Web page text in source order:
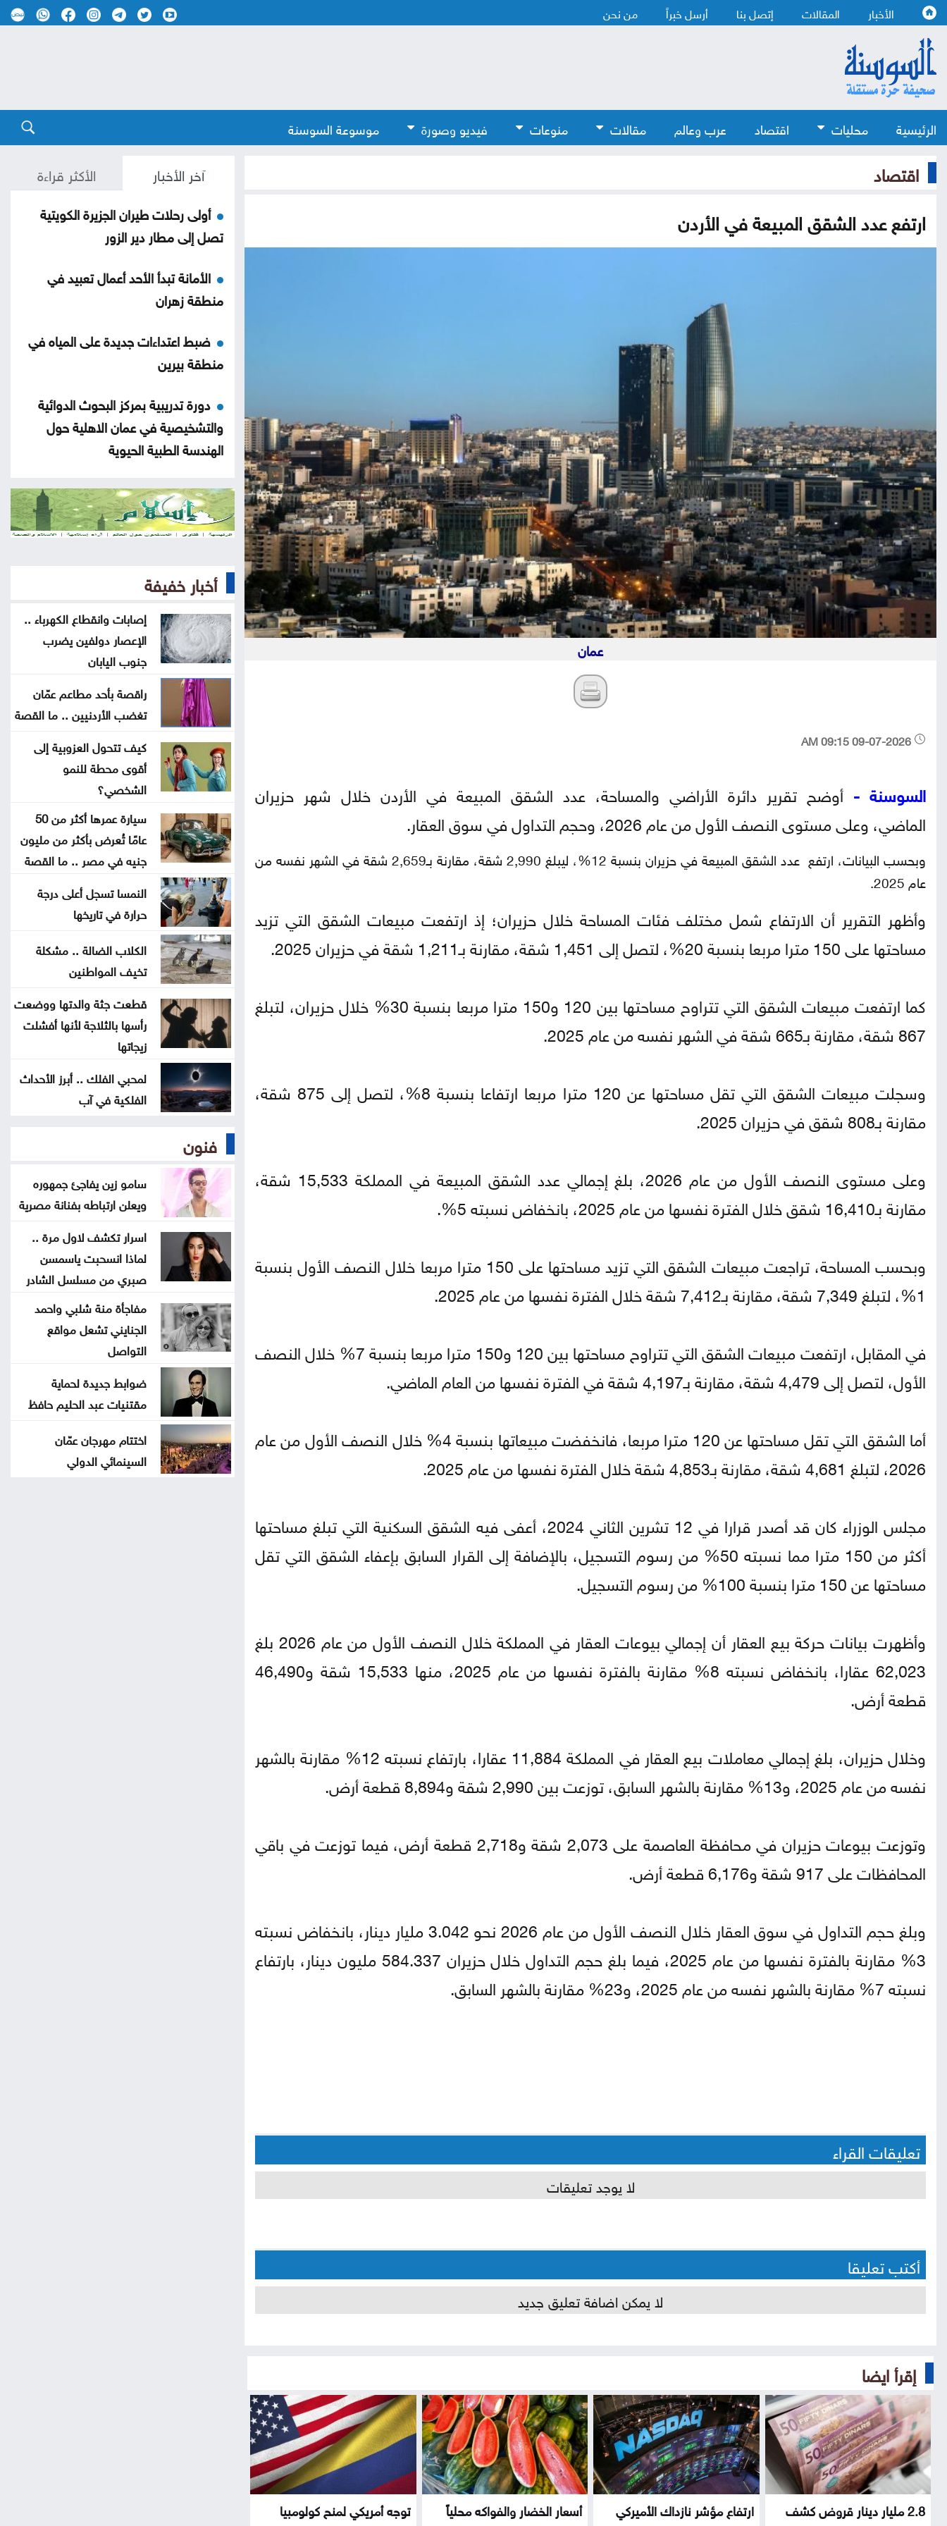
الأخبار المقالات إتصل بنا أرسل خبراً من نحن
الرئيسية محليات اقتصاد عرب وعالم مقالات منوعات فيديو وصورة موسوعة السوسنة
اقتصاد
ارتفع عدد الشقق المبيعة في الأردن
عمان
السوسنة - أوضح تقرير دائرة الأراضي والمساحة، عدد الشقق المبيعة في الأردن خلال شهر حزيران
الماضي، وعلى مستوى النصف الأول من عام 2026، وحجم التداول في سوق العقار.
وبحسب البيانات، ارتفع عدد الشقق المبيعة في حزيران بنسبة 12%، ليبلغ 2,990 شقة، مقارنة بـ2,659 شقة في الشهر نفسه من
عام 2025.
وأظهر التقرير أن الارتفاع شمل مختلف فئات المساحة خلال حزيران؛ إذ ارتفعت مبيعات الشقق التي تزيد
مساحتها على 150 مترا مربعا بنسبة 20%، لتصل إلى 1,451 شقة، مقارنة بـ1,211 شقة في حزيران 2025.
كما ارتفعت مبيعات الشقق التي تتراوح مساحتها بين 120 و150 مترا مربعا بنسبة 30% خلال حزيران، لتبلغ
867 شقة، مقارنة بـ665 شقة في الشهر نفسه من عام 2025.
وسجلت مبيعات الشقق التي تقل مساحتها عن 120 مترا مربعا ارتفاعا بنسبة 8%، لتصل إلى 875 شقة،
مقارنة بـ808 شقق في حزيران 2025.
وعلى مستوى النصف الأول من عام 2026، بلغ إجمالي عدد الشقق المبيعة في المملكة 15,533 شقة،
مقارنة بـ16,410 شقق خلال الفترة نفسها من عام 2025، بانخفاض نسبته 5%.
وبحسب المساحة، تراجعت مبيعات الشقق التي تزيد مساحتها على 150 مترا مربعا خلال النصف الأول بنسبة
1%، لتبلغ 7,349 شقة، مقارنة بـ7,412 شقة خلال الفترة نفسها من عام 2025.
في المقابل، ارتفعت مبيعات الشقق التي تتراوح مساحتها بين 120 و150 مترا مربعا بنسبة 7% خلال النصف
الأول، لتصل إلى 4,479 شقة، مقارنة بـ4,197 شقة في الفترة نفسها من العام الماضي.
أما الشقق التي تقل مساحتها عن 120 مترا مربعا، فانخفضت مبيعاتها بنسبة 4% خلال النصف الأول من عام
2026، لتبلغ 4,681 شقة، مقارنة بـ4,853 شقة خلال الفترة نفسها من عام 2025.
مجلس الوزراء كان قد أصدر قرارا في 12 تشرين الثاني 2024، أعفى فيه الشقق السكنية التي تبلغ مساحتها
أكثر من 150 مترا مما نسبته 50% من رسوم التسجيل، بالإضافة إلى القرار السابق بإعفاء الشقق التي تقل
مساحتها عن 150 مترا بنسبة 100% من رسوم التسجيل.
وأظهرت بيانات حركة بيع العقار أن إجمالي بيوعات العقار في المملكة خلال النصف الأول من عام 2026 بلغ
62,023 عقارا، بانخفاض نسبته 8% مقارنة بالفترة نفسها من عام 2025، منها 15,533 شقة و46,490
قطعة أرض.
وخلال حزيران، بلغ إجمالي معاملات بيع العقار في المملكة 11,884 عقارا، بارتفاع نسبته 12% مقارنة بالشهر
نفسه من عام 2025، و13% مقارنة بالشهر السابق، توزعت بين 2,990 شقة و8,894 قطعة أرض.
وتوزعت بيوعات حزيران في محافظة العاصمة على 2,073 شقة و2,718 قطعة أرض، فيما توزعت في باقي
المحافظات على 917 شقة و6,176 قطعة أرض.
وبلغ حجم التداول في سوق العقار خلال النصف الأول من عام 2026 نحو 3.042 مليار دينار، بانخفاض نسبته
3% مقارنة بالفترة نفسها من عام 2025، فيما بلغ حجم التداول خلال حزيران 584.337 مليون دينار، بارتفاع
نسبته 7% مقارنة بالشهر نفسه من عام 2025، و23% مقارنة بالشهر السابق.
تعليقات القراء
لا يوجد تعليقات
أكتب تعليقا
لا يمكن اضافة تعليق جديد
إقرأ ايضا
2.8 مليار دينار قروض كشف
ارتفاع مؤشر نازداك الأميركي
أسعار الخضار والفواكه محلياً
توجه أمريكي لمنح كولومبيا
آخر الأخبار الأكثر قراءة
أولى رحلات طيران الجزيرة الكويتية
تصل إلى مطار دير الزور
الأمانة تبدأ الأحد أعمال تعبيد في
منطقة زهران
ضبط اعتداءات جديدة على المياه في
منطقة بيرين
دورة تدريبية بمركز البحوث الدوائية
والتشخيصية في عمان الاهلية حول
الهندسة الطبية الحيوية
تحذير من إطلاق العيارات النارية
وإغلاق الطرق باحتفالات التوجيهي
تشارك بفعاليات اليوم العالمي لمكافحة
التصحر والجفاف 2026
هندسة عمان الأهلية تحصد المركز
الأول بمسابقة مشاريع النقل والمرور
2.8 مليار دينار قروض كشف الراتب
منذ بداية العام
معالم سعودية تضاء بأعلام المملكة
وتركيا وباكستان .. صور
ليلة فنية وتراثية بالزرقاء ضمن
فعاليات صيف الأردن
لا تمديد لفترة قوننة وتوفيق الأوضاع
للعمالة غير الأردنية المخالفة
قفزة بأسعار الذهب في الأردن السبت
شروط إعادة فتح مصنع الحديد في
الهاشمية
رابط نتائج التوجيهي 2026
التربية تحدد موعد إعلان نتائج
أخبار خفيفة
إصابات وانقطاع الكهرباء ..
الإعصار دولفين يضرب
جنوب اليابان
راقصة بأحد مطاعم عمّان
تغضب الأردنيين .. ما القصة
كيف تتحول العزوبية إلى
أقوى محطة للنمو
الشخصي؟
سيارة عمرها أكثر من 50
عامًا تُعرض بأكثر من مليون
جنيه في مصر .. ما القصة
النمسا تسجل أعلى درجة
حرارة في تاريخها
الكلاب الضالة .. مشكلة
تخيف المواطنين
قطعت جثة والدتها ووضعت
رأسها بالثلاجة لأنها أفشلت
زيجاتها
لمحبي الفلك .. أبرز الأحداث
الفلكية في آب
فنون
سامو زين يفاجئ جمهوره
ويعلن ارتباطه بفنانة مصرية
اسرار تكشف لاول مرة ..
لماذا انسحبت ياسمسن
صبري من مسلسل الشادر
مفاجأة منة شلبي واحمد
الجنايني تشعل مواقع
التواصل
ضوابط جديدة لحماية
مقتنيات عبد الحليم حافظ
اختتام مهرجان عمّان
السينمائي الدولي